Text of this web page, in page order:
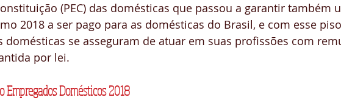
(PEC) das domésticas que passou a garantir também
2018 a ser pago para as domésticas do Brasil, e com esse
domésticas se asseguram de atuar em suas profissões com
por lei.
Empregados Domésticos 2018